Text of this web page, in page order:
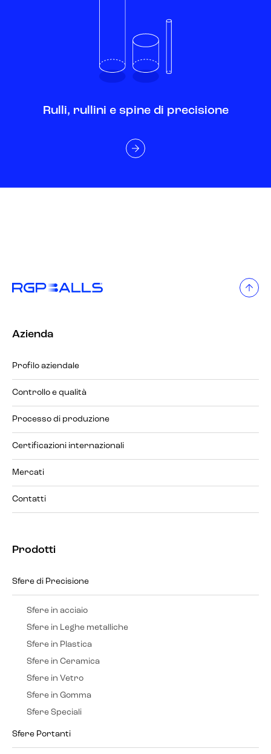
Rulli, rullini e spine di precisione
Azienda
Profilo aziendale
Controllo e qualità
Processo di produzione
Certificazioni internazionali
Mercati
Contatti
Prodotti
Sfere di Precisione
Sfere in acciaio
Sfere in Leghe metalliche
Sfere in Plastica
Sfere in Ceramica
Sfere in Vetro
Sfere in Gomma
Sfere Speciali
Sfere Portanti